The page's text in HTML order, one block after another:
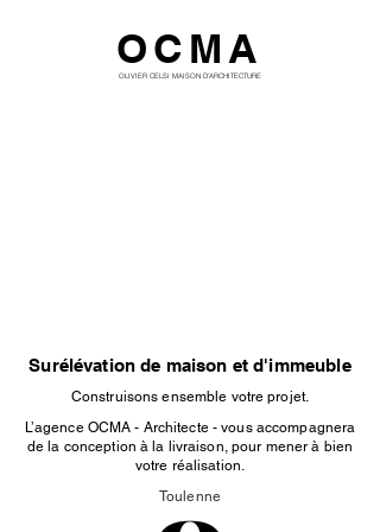
OCMA
OLIVIER CELSI MAISON D'ARCHITECTURE
Surélévation de maison et d'immeuble
Construisons ensemble votre projet.
L’agence OCMA - Architecte - vous accompagnera
de la conception à la livraison, pour mener à bien
votre réalisation.
Toulenne